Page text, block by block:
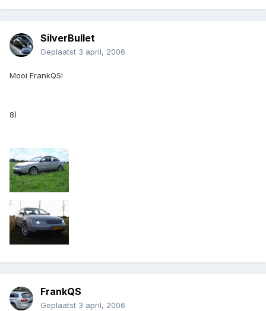
SilverBullet
Geplaatst 3 april, 2006
Mooi FrankQS!
8)
FrankQS
Geplaatst 3 april, 2006